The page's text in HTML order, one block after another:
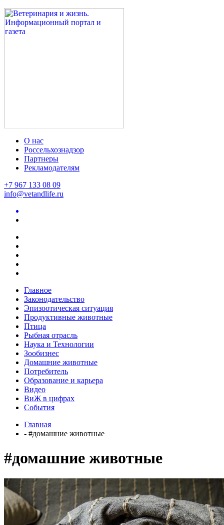
О нас
Россельхознадзор
Партнеры
Рекламодателям
+7 967 133 08 09
info@vetandlife.ru
Главное
Законодательство
Эпизоотическая ситуация
Продуктивные животные
Птица
Рыбная отрасль
Наука и Технологии
Зообизнес
Домашние животные
Потребитель
Образование и карьера
Видео
ВиЖ в цифрах
События
Главная
- #домашние животные
#домашние животные